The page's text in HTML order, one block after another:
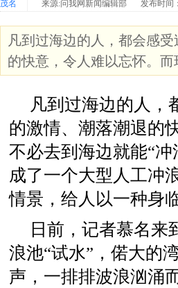
茂名 来源:问我网新闻编辑部 发布时间
凡到过海边的人，都会感
的快意，令人难以忘怀。
凡到过海边的人，
的激情、潮落潮退的
不必去到海边就能“
成了一个大型人工冲
情景，给人以一种身
日前，记者慕名来
浪池“试水”，偌大的
声，一排排波浪汹涌